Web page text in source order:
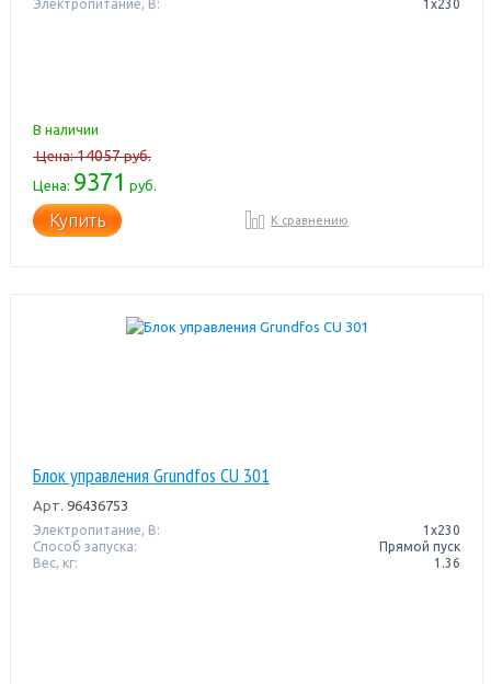
Электропитание, В: 1х230
В наличии
Цена:14057руб.
Цена: 9371 руб.
Купить К сравнению
Блок управления Grundfos CU 301
Арт. 96436753
Электропитание, В:
1х230
Способ запуска:
Прямой пуск
Вес, кг:
1.36